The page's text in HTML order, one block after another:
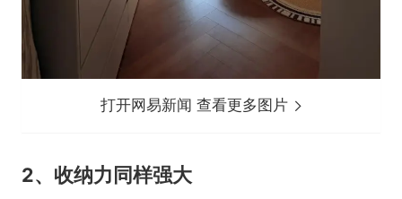
打开网易新闻 查看更多图片
2、收纳力同样强大